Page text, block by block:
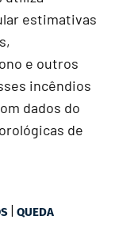
estimativas
e outros
incêndios
dados do
de
|QUEDA